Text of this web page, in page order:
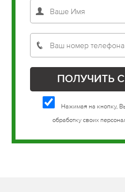
Нажимая на кнопку,
обработку своих